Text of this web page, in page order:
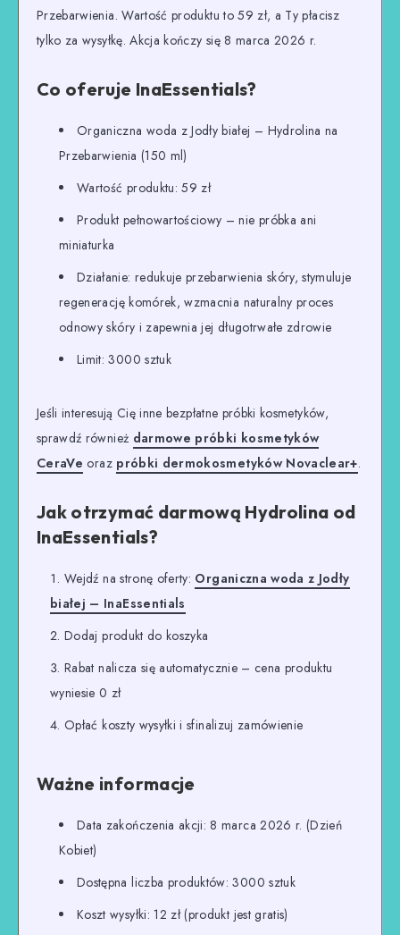
Przebarwienia. Wartość produktu to 59 zł, a Ty płacisz
tylko za wysyłkę. Akcja kończy się 8 marca 2026 r.
Co oferuje InaEssentials?
Organiczna woda z Jodły białej – Hydrolina na
Przebarwienia (150 ml)
Wartość produktu: 59 zł
Produkt pełnowartościowy – nie próbka ani
miniaturka
Działanie: redukuje przebarwienia skóry, stymuluje
regenerację komórek, wzmacnia naturalny proces
odnowy skóry i zapewnia jej długotrwałe zdrowie
Limit: 3000 sztuk
Jeśli interesują Cię inne bezpłatne próbki kosmetyków,
sprawdź również darmowe próbki kosmetyków
CeraVe oraz próbki dermokosmetyków Novaclear+.
Jak otrzymać darmową Hydrolina od
InaEssentials?
Wejdź na stronę oferty: Organiczna woda z Jodły
białej – InaEssentials
Dodaj produkt do koszyka
Rabat nalicza się automatycznie – cena produktu
wyniesie 0 zł
Opłać koszty wysyłki i sfinalizuj zamówienie
Ważne informacje
Data zakończenia akcji: 8 marca 2026 r. (Dzień
Kobiet)
Dostępna liczba produktów: 3000 sztuk
Koszt wysyłki: 12 zł (produkt jest gratis)